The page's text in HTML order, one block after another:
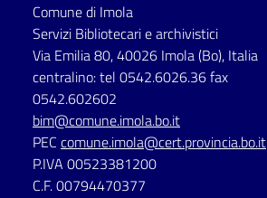
Comune di Imola
Servizi Bibliotecari e archivistici
Via Emilia 80, 40026 Imola (Bo), Italia
centralino: tel 0542.6026.36 fax
0542.602602
bim@comune.imola.bo.it
PEC comune.imola@cert.provincia.bo.it
P.IVA 00523381200
C.F. 00794470377